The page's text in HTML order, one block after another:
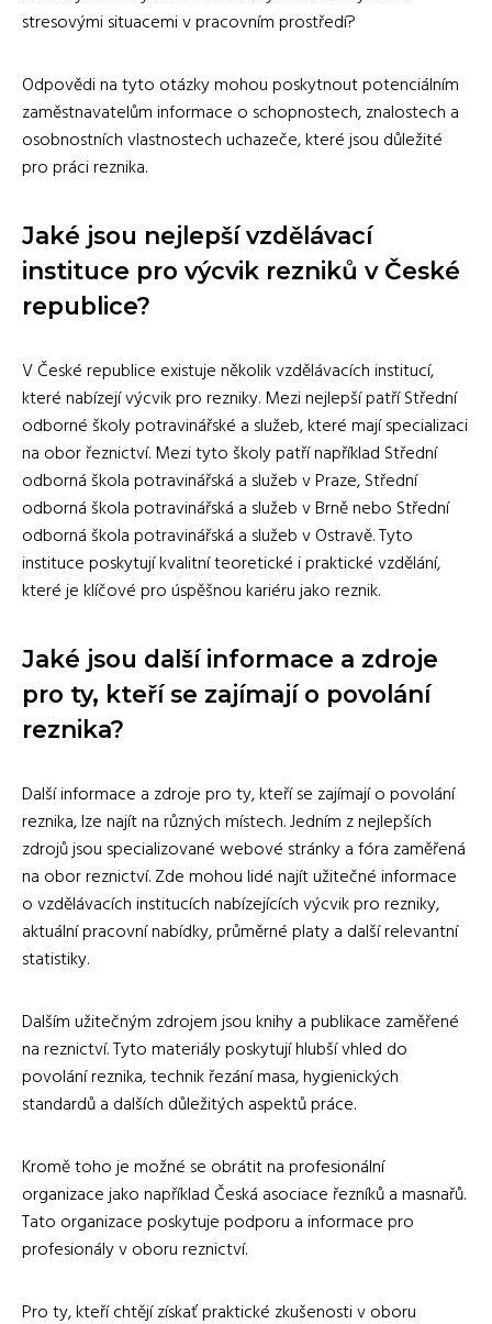
stresovými situacemi v pracovním prostředí?
Odpovědi na tyto otázky mohou poskytnout potenciálním
zaměstnavatelům informace o schopnostech, znalostech a
osobnostních vlastnostech uchazeče, které jsou důležité
pro práci reznika.
Jaké jsou nejlepší vzdělávací
instituce pro výcvik rezniků v České
republice?
V České republice existuje několik vzdělávacích institucí,
které nabízejí výcvik pro rezniky. Mezi nejlepší patří Střední
odborné školy potravinářské a služeb, které mají specializaci
na obor řeznictví. Mezi tyto školy patří například Střední
odborná škola potravinářská a služeb v Praze, Střední
odborná škola potravinářská a služeb v Brně nebo Střední
odborná škola potravinářská a služeb v Ostravě. Tyto
instituce poskytují kvalitní teoretické i praktické vzdělání,
které je klíčové pro úspěšnou kariéru jako reznik.
Jaké jsou další informace a zdroje
pro ty, kteří se zajímají o povolání
reznika?
Další informace a zdroje pro ty, kteří se zajímají o povolání
reznika, lze najít na různých místech. Jedním z nejlepších
zdrojů jsou specializované webové stránky a fóra zaměřená
na obor reznictví. Zde mohou lidé najít užitečné informace
o vzdělávacích institucích nabízejících výcvik pro rezniky,
aktuální pracovní nabídky, průměrné platy a další relevantní
statistiky.
Dalším užitečným zdrojem jsou knihy a publikace zaměřené
na reznictví. Tyto materiály poskytují hlubší vhled do
povolání reznika, technik řezání masa, hygienických
standardů a dalších důležitých aspektů práce.
Kromě toho je možné se obrátit na profesionální
organizace jako například Česká asociace řezníků a masnařů.
Tato organizace poskytuje podporu a informace pro
profesionály v oboru reznictví.
Pro ty, kteří chtějí získať praktické zkušenosti v oboru